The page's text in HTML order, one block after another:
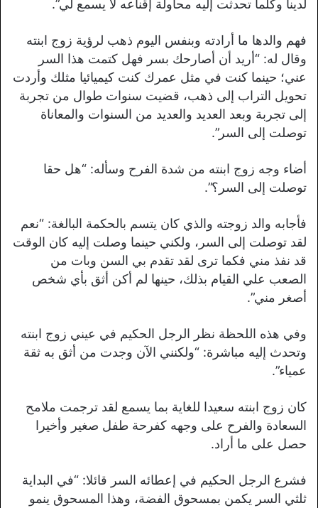
لدينا وكلما تحدثت إليه محاولة إقناعه لا يسمع لي”.
فهم والدها ما أرادته وبنفس اليوم ذهب لرؤية زوج ابنته
وقال له: “أريد أن أصارحك بسر فهل كتمت هذا السر
عني؛ حينما كنت في مثل عمرك كنت كيميائيا مثلك وأردت
تحويل التراب إلى ذهب، قضيت سنوات طوال من تجربة
إلى تجربة وبعد العديد والعديد من السنوات والمعاناة
توصلت إلى السر”.
أضاء وجه زوج ابنته من شدة الفرح وسأله: “هل حقا
توصلت إلى السر؟”.
فأجابه والد زوجته والذي كان يتسم بالحكمة البالغة: “نعم
لقد توصلت إلى السر، ولكني حينما وصلت إليه كان الوقت
قد نفذ مني فكما ترى لقد تقدم بي السن وبات من
الصعب علي القيام بذلك، حينها لم أكن أثق بأي شخص
أصغر مني”.
وفي هذه اللحظة نظر الرجل الحكيم في عيني زوج ابنته
وتحدث إليه مباشرة: “ولكنني الآن وجدت من أثق به ثقة
عمياء”.
كان زوج ابنته سعيدا للغاية بما يسمع لقد ترجمت ملامح
السعادة والفرح على وجهه كفرحة طفل صغير وأخيرا
حصل على ما أراد.
فشرع الرجل الحكيم في إعطائه السر قائلا: “في البداية
ثلثي السر يكمن بمسحوق الفضة، وهذا المسحوق ينمو